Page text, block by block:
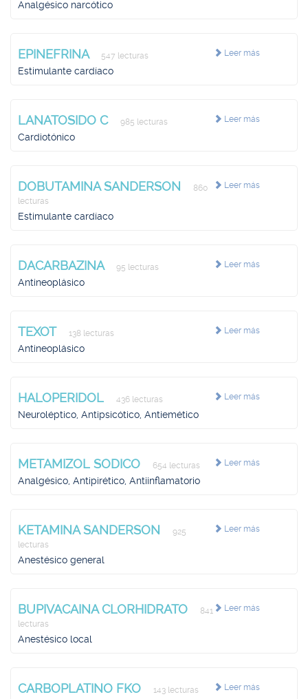
Analgésico narcótico
Leer más
EPINEFRINA 547 lecturas
Estimulante cardíaco
Leer más
LANATOSIDO C 985 lecturas
Cardiotónico
Leer más
DOBUTAMINA SANDERSON
860
lecturas
Estimulante cardíaco
Leer más
DACARBAZINA 95 lecturas
Antineoplásico
Leer más
TEXOT 138 lecturas
Antineoplásico
Leer más
HALOPERIDOL 436 lecturas
Neuroléptico, Antipsicótico, Antiemético
Leer más
METAMIZOL SODICO 654 lecturas
Analgésico, Antipirético, Antiinflamatorio
Leer más
KETAMINA SANDERSON
925
lecturas
Anestésico general
Leer más
BUPIVACAINA CLORHIDRATO
841
lecturas
Anestésico local
Leer más
CARBOPLATINO FKO 143 lecturas